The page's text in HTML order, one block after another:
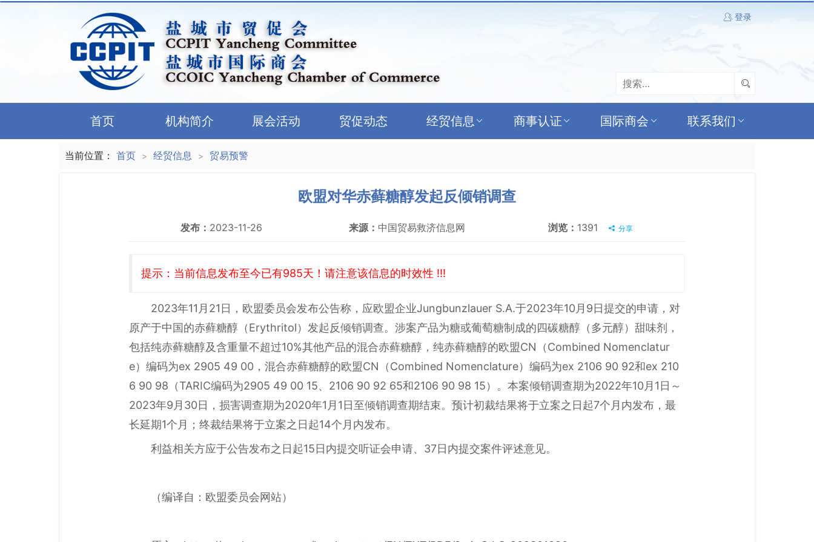
登录
首页 机构简介 展会活动 贸促动态 经贸信息 商事认证 国际商会 联系我们
当前位置： 首页 > 经贸信息 > 贸易预警
欧盟对华赤藓糖醇发起反倾销调查
发布： 2023-11-26 来源： 中国贸易救济信息网 浏览： 1391 分享
提示：当前信息发布至今已有985天！请注意该信息的时效性 !!!
2023年11月21日，欧盟委员会发布公告称，应欧盟企业Jungbunzlauer S.A.于2023年10月9日提交的申请，对
原产于中国的赤藓糖醇（Erythritol）发起反倾销调查。涉案产品为糖或葡萄糖制成的四碳糖醇（多元醇）甜味剂，
包括纯赤藓糖醇及含重量不超过10%其他产品的混合赤藓糖醇，纯赤藓糖醇的欧盟CN（Combined Nomenclatur
e）编码为ex 2905 49 00，混合赤藓糖醇的欧盟CN（Combined Nomenclature）编码为ex 2106 90 92和ex 210
6 90 98（TARIC编码为2905 49 00 15、2106 90 92 65和2106 90 98 15）。本案倾销调查期为2022年10月1日～
2023年9月30日，损害调查期为2020年1月1日至倾销调查期结束。预计初裁结果将于立案之日起7个月内发布，最
长延期1个月；终裁结果将于立案之日起14个月内发布。
利益相关方应于公告发布之日起15日内提交听证会申请、37日内提交案件评述意见。
（编译自：欧盟委员会网站）